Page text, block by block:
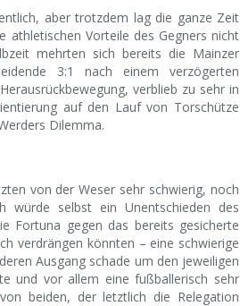
aber trotzdem lag die ganze Zeit
athletischen Vorteile des Gegners nicht
mehrten sich bereits die Mainzer
3:1 nach einem verzögerten
verblieb zu sehr in
auf den Lauf von Torschütze
Dilemma.
von der Weser sehr schwierig, noch
würde selbst ein Unentschieden des
Fortuna gegen das bereits gesicherte
verdrängen könnten – eine schwierige
Ausgang schade um den jeweiligen
und vor allem eine fußballerisch sehr
beiden, der letztlich die Relegation